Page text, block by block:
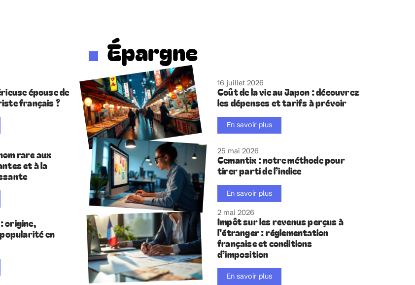
épouse de
français ?
rare aux
et à la
origine,
en
Épargne
16 juillet 2026
Coût de la vie au Japon : découvrez
les dépenses et tarifs à prévoir
En savoir plus
25 mai 2026
Cemantix : notre méthode pour
tirer parti de l’indice
En savoir plus
2 mai 2026
Impôt sur les revenus perçus à
l’étranger : réglementation
française et conditions
d’imposition
En savoir plus